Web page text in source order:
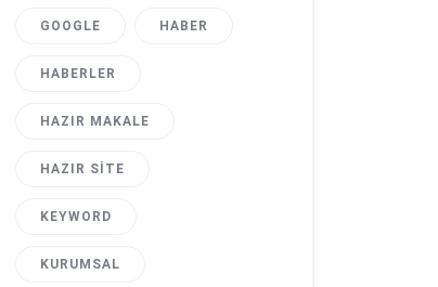
GOOGLE HABER
HABERLER
HAZIR MAKALE
HAZIR SITE
KEYWORD
KURUMSAL